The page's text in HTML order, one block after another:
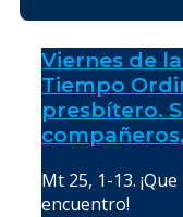
Viernes de
Tiempo
presbítero.
Mt 25, 1-13.
encuentro!